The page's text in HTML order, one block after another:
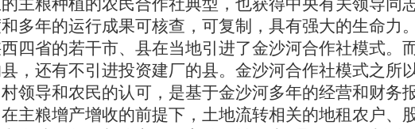
多年的运行成果可核查，可复制，具有强大的生命力
四省的若干市、县在当地引进了金沙河合作社模式。
，还有不引进投资建厂的县。金沙河合作社模式之所
领导和农民的认可，是基于金沙河多年的经营和财务
主粮增产增收的前提下，土地流转相关的地租农户、